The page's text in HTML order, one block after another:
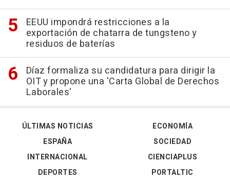
EEUU impondrá restricciones a la
exportación de chatarra de tungsteno y
residuos de baterías
Díaz formaliza su candidatura para dirigir la
OIT y propone una 'Carta Global de Derechos
Laborales'
ÚLTIMAS NOTICIAS
ESPAÑA
INTERNACIONAL
DEPORTES
ECONOMÍA
SOCIEDAD
CIENCIAPLUS
PORTALTIC